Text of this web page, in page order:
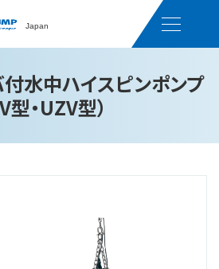
Japan
水中ハイスピンポンプ
型・UZV型）